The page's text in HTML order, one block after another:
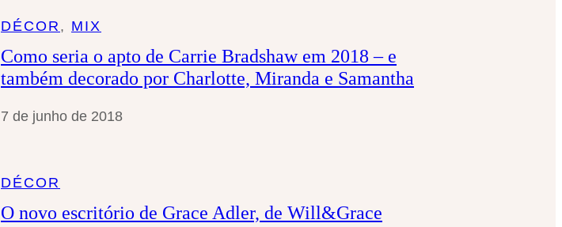
DÉCOR , MIX
Como seria o apto de Carrie Bradshaw em 2018 – e
também decorado por Charlotte, Miranda e Samantha
7 de junho de 2018
DÉCOR
O novo escritório de Grace Adler, de Will&Grace